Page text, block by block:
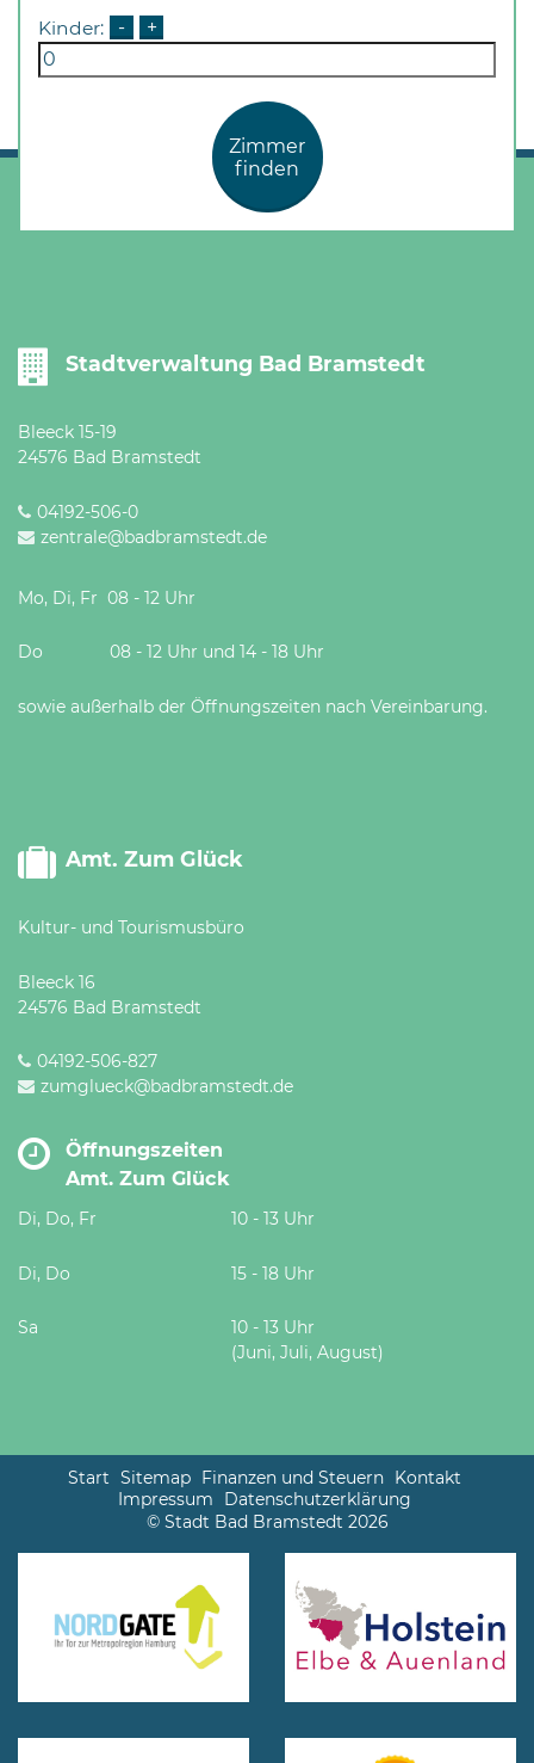
Kinder: - +
Zimmer
finden
Stadtverwaltung Bad Bramstedt
Bleeck 15-19
24576 Bad Bramstedt
04192-506-0
zentrale@badbramstedt.de
Mo, Di, Fr 08 - 12 Uhr
Do 08 - 12 Uhr und 14 - 18 Uhr
sowie außerhalb der Öffnungszeiten nach Vereinbarung.
Amt. Zum Glück
Kultur- und Tourismusbüro
Bleeck 16
24576 Bad Bramstedt
04192-506-827
zumglueck@badbramstedt.de
Öffnungszeiten
Amt. Zum Glück
Di, Do, Fr 10 - 13 Uhr
Di, Do 15 - 18 Uhr
Sa
10 - 13 Uhr
(Juni, Juli, August)
Start Sitemap Finanzen und Steuern Kontakt
Impressum
Datenschutzerklärung
© Stadt Bad Bramstedt 2026